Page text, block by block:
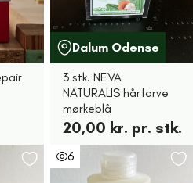
Dalum Odense
3 stk. NEVA
NATURALIS hårfarve
mørkeblå
20,00 kr. pr. stk.
6